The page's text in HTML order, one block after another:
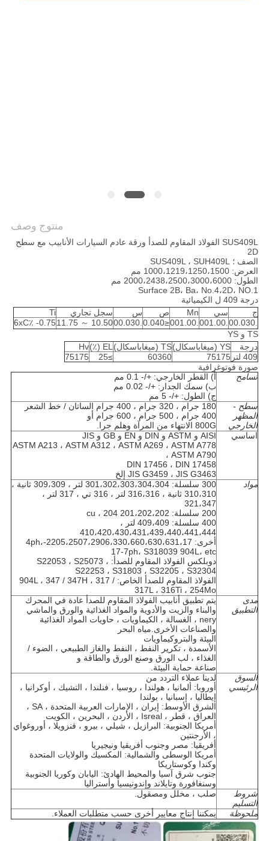
منتوج وصف
SUS409L الفولاذ المقاوم للصدأ ورقة عادم السيارات الأنابيب مع سطح
2D
الصف ؛ SUS409L ، SUH409L
العرض: 1000،1219،1250،1500 مم
الطول: 2000،2438،2500،3000،6000 مم
Surface 2B، Ba، No.4،2D، NO.1
درجة 409 ل الكيميائية
ج
سي Mn ص س سجل تجاري
Ti
.00.030
.001.00
.001.00
≤0.040
.00.030
10.50 ～ 11.75
6xC٪ -0.75
TS و YS
درجة
YS (ميغاباسكال) TS (ميغاباسكال) EL (٪)
Hv
409 لتر
75175
60360
≥25
75175
صورة فوتوغرافية
تسامح
أ) القطر الخارجي: +/- 0.1 مم
ب) سمك الجدار: +/- 0.02 مم
ج) الطول: +/- 5 مم
سطح -
المظهر
الخارجي
180 جرام ، 320 جرام ، 400 جرام الساتان / خط الشعر
400 جرام ، 500 جرام ، 600 جرام أو
800G الانتهاء من المرآة وهلم جرا.
اساسي
AISI و ASTM و DIN و EN و GB و JIS
ASTM A213 ، ASTM A312 ، ASTM A269 ، ASTM A778
، ASTM A790
DIN 17456 ، DIN 17458
JIS G3459 ، JIS G3463 إلخ
مواد
300 سلسلة: 301،302،303،304،304 لتر ، 309،309 ثانية ،
310،310 ثانية ، 316،316 لتر ، 316 تي ، 317 لتر ،
321،347
200 سلسلة: 201،202،202 cu ، 204
400 سلسلة: 409،409 لتر ،
410،420،430،431،439،440،441،444
أخرى: 2205،2507،2906،330،660،630،631،17-4ph،
17-7ph، S318039 904L، etc
دوبلكس الفولاذ المقاوم للصدأ: S22053 ، S25073 ،
S22253 ، S31803 ، S32205 ، S32304
الفولاذ المقاوم للصدأ الخاص: 904L ، 347 / 347H ، 317 /
317L ، 316Ti ، 254Mo
مدى
التطبيق
يتم تطبيق أنابيب الفولاذ المقاوم للصدأ عادة في المحرك
والبناء والزيت والأدوية والمواد الغذائية والورق والماشي
nery ، الغسالة ، الكيماويات ، حاويات المواد الغذائية
والصناعات الأخرى.مياه البحر
البيئة والبتروكيماويات
الأسمدة ، تكرير النفط ، النفط والغاز الطبيعي ، الضوء /
الغذاء ، لب الورق وصنع الورق والطاقة و
صناعة حماية البيئة.
السوق
الرئيسي
لدينا عملاء التردد من
أوروبا: ألمانيا ، هولندا ، روسيا ، فنلندا ، التشيك ، أوكرانيا ،
إيطاليا ، إسبانيا ، بولندا
الشرق الأوسط: إيران ، الإمارات العربية المتحدة ، SA ،
العراق ، قطر ، Isreal ، الأردن ، البحرين ، الكويت
أمريكا الجنوبية: البرازيل ، شيلي ، بيرو ، فنزويلا ، أوروغواي
، الأرجنتين
أفريقيا: مصر وجنوب أفريقيا ونيجيريا
أمريكا الوسطى والشمالية: المكسيك والولايات المتحدة
وكندا وكوستاريكا
جنوب شرق آسيا والمحيط الهادئ: اليابان وكوريا الجنوبية
وسنغافورة وتايلاند وإندونيسيا وأستراليا
شروط
التسليم
صلب ، مخلل ومصقول.
ملحوظة يمكننا إنتاج معايير أخرى حسب متطلبات العملاء.